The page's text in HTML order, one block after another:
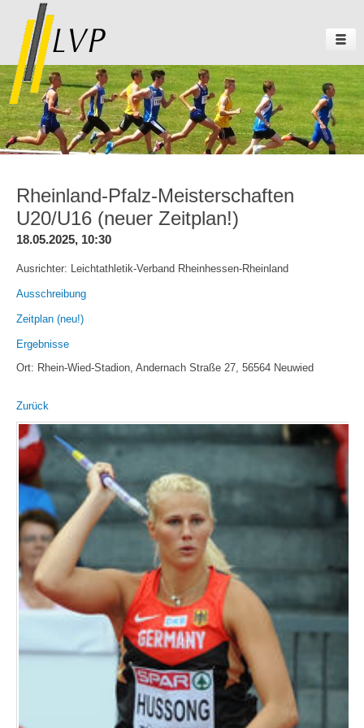
Rheinland-Pfalz-Meisterschaften
U20/U16 (neuer Zeitplan!)
18.05.2025, 10:30
Ausrichter: Leichtathletik-Verband Rheinhessen-Rheinland
Ausschreibung
Zeitplan (neu!)
Ergebnisse
Ort: Rhein-Wied-Stadion, Andernach Straße 27, 56564 Neuwied
Zurück